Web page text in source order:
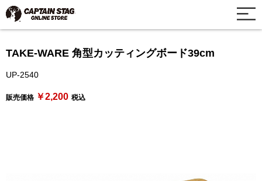
TAKE-WARE 角型カッティングボード39cm
UP-2540
販売価格 ￥2,200 税込